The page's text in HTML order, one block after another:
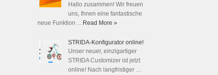
Hallo zusammen! Wir freuen
uns, Ihnen eine fantastische
neue Funktion … Read More »
STRIDA-Konfigurator online!
Unser neuer, einzigartiger
STRIDA Customizer ist jetzt
online! Nach langfristiger …